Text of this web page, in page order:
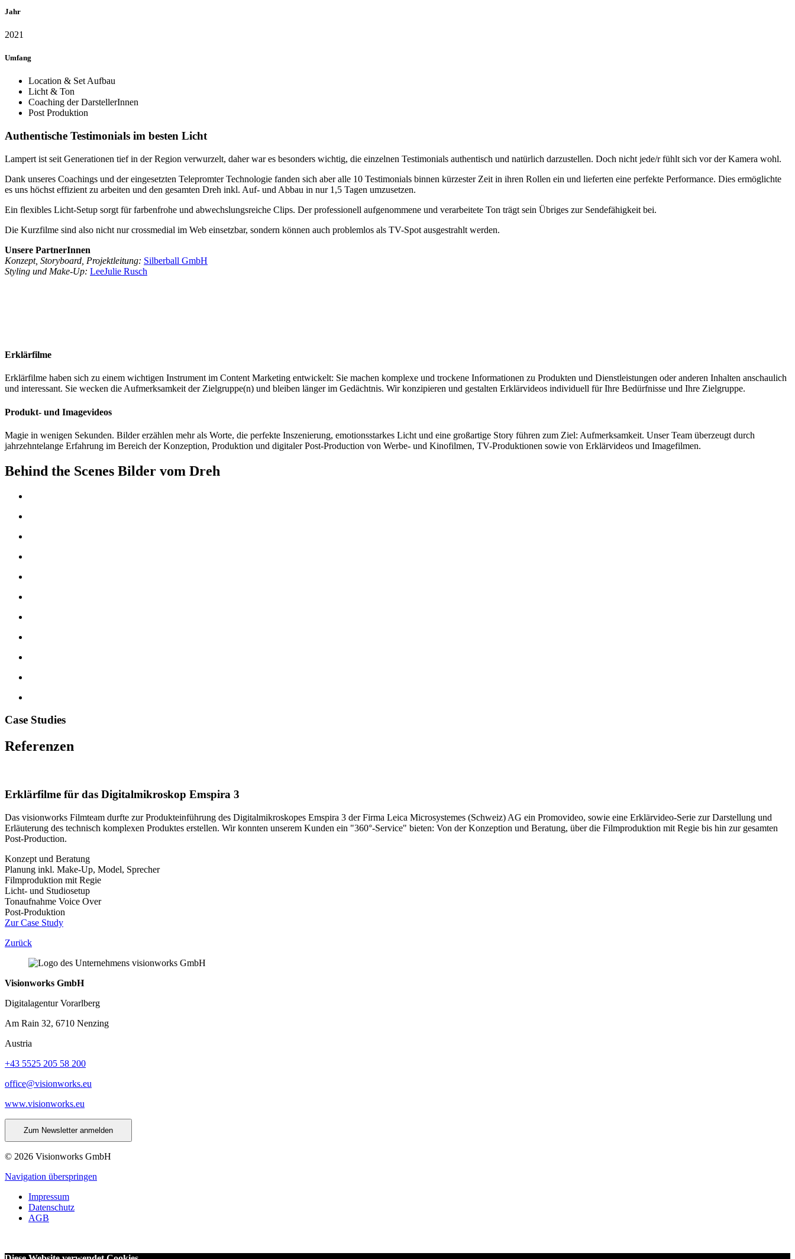
Jahr
2021
Umfang
Location & Set Aufbau
Licht & Ton
Coaching der DarstellerInnen
Post Produktion
Authentische Testimonials im besten Licht
Lampert ist seit Generationen tief in der Region verwurzelt, daher war es besonders wichtig, die einzelnen Testimonials authentisch und natürlich darzustellen. Doch nicht jede/r fühlt sich vor der Kamera wohl.
Dank unseres Coachings und der eingesetzten Telepromter Technologie fanden sich aber alle 10 Testimonials binnen kürzester Zeit in ihren Rollen ein und lieferten eine perfekte Performance. Dies ermöglichte
es uns höchst effizient zu arbeiten und den gesamten Dreh inkl. Auf- und Abbau in nur 1,5 Tagen umzusetzen.
Ein flexibles Licht-Setup sorgt für farbenfrohe und abwechslungsreiche Clips. Der professionell aufgenommene und verarbeitete Ton trägt sein Übriges zur Sendefähigkeit bei.
Die Kurzfilme sind also nicht nur crossmedial im Web einsetzbar, sondern können auch problemlos als TV-Spot ausgestrahlt werden.
Unsere PartnerInnen
Konzept, Storyboard, Projektleitung: Silberball GmbH
Styling und Make-Up: LeeJulie Rusch
Erklärfilme
Erklärfilme haben sich zu einem wichtigen Instrument im Content Marketing entwickelt: Sie machen komplexe und trockene Informationen zu Produkten und Dienstleistungen oder anderen Inhalten anschaulich
und interessant. Sie wecken die Aufmerksamkeit der Zielgruppe(n) und bleiben länger im Gedächtnis. Wir konzipieren und gestalten Erklärvideos individuell für Ihre Bedürfnisse und Ihre Zielgruppe.
Produkt- und Imagevideos
Magie in wenigen Sekunden. Bilder erzählen mehr als Worte, die perfekte Inszenierung, emotionsstarkes Licht und eine großartige Story führen zum Ziel: Aufmerksamkeit. Unser Team überzeugt durch
jahrzehntelange Erfahrung im Bereich der Konzeption, Produktion und digitaler Post-Production von Werbe- und Kinofilmen, TV-Produktionen sowie von Erklärvideos und Imagefilmen.
Behind the Scenes Bilder vom Dreh
Case Studies
Referenzen
Erklärfilme für das Digitalmikroskop Emspira 3
Das visionworks Filmteam durfte zur Produkteinführung des Digitalmikroskopes Emspira 3 der Firma Leica Microsystemes (Schweiz) AG ein Promovideo, sowie eine Erklärvideo-Serie zur Darstellung und
Erläuterung des technisch komplexen Produktes erstellen. Wir konnten unserem Kunden ein "360°-Service" bieten: Von der Konzeption und Beratung, über die Filmproduktion mit Regie bis hin zur gesamten
Post-Production.
Konzept und Beratung
Planung inkl. Make-Up, Model, Sprecher
Filmproduktion mit Regie
Licht- und Studiosetup
Tonaufnahme Voice Over
Post-Produktion
Zur Case Study
Zurück
Visionworks GmbH
Digitalagentur Vorarlberg
Am Rain 32, 6710 Nenzing
Austria
+43 5525 205 58 200
office@visionworks.eu
www.visionworks.eu
Zum Newsletter anmelden
© 2026 Visionworks GmbH
Navigation überspringen
Impressum
Datenschutz
AGB